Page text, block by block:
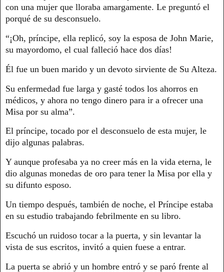
con una mujer que lloraba amargamente. Le preguntó el
porqué de su desconsuelo.
“¡Oh, príncipe, ella replicó, soy la esposa de John Marie,
su mayordomo, el cual falleció hace dos días!
Él fue un buen marido y un devoto sirviente de Su Alteza.
Su enfermedad fue larga y gasté todos los ahorros en
médicos, y ahora no tengo dinero para ir a ofrecer una
Misa por su alma”.
El príncipe, tocado por el desconsuelo de esta mujer, le
dijo algunas palabras.
Y aunque profesaba ya no creer más en la vida eterna, le
dio algunas monedas de oro para tener la Misa por ella y
su difunto esposo.
Un tiempo después, también de noche, el Príncipe estaba
en su estudio trabajando febrilmente en su libro.
Escuchó un ruidoso tocar a la puerta, y sin levantar la
vista de sus escritos, invitó a quien fuese a entrar.
La puerta se abrió y un hombre entró y se paró frente al